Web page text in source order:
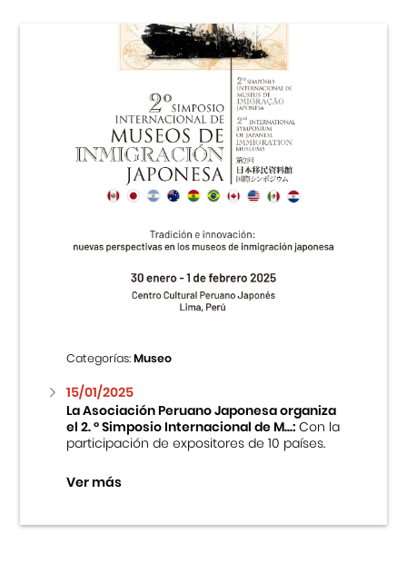
Categorías:Museo
15/01/2025
La Asociación Peruano Japonesa organiza
el 2. ° Simposio Internacional de M...:Con la
participación de expositores de 10 países.
Ver más